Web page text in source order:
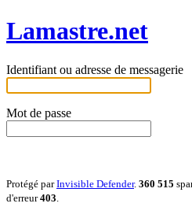
Lamastre.net
Identifiant ou adresse de messagerie
Mot de passe
Protégé parInvisible Defender. 360 515
d'erreur403